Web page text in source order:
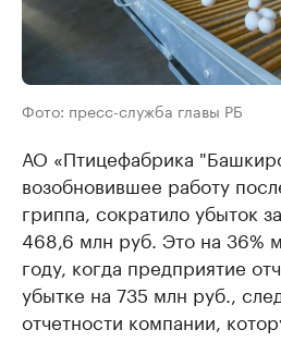
Фото: пресс-служба главы РБ
АО «Птицефабрика
возобновившее работу
гриппа, сократило убыток
468,6 млн руб. Это на 36%
году, когда предприятие
убытке на 735 млн руб.,
отчетности компании,